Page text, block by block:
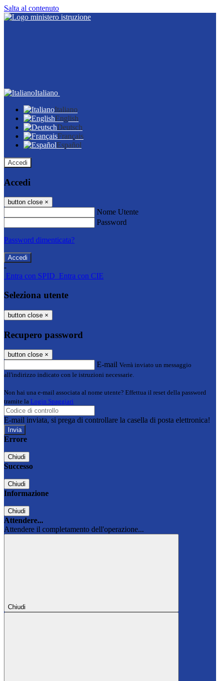
Salta al contenuto
Italiano
Italiano
English
Deutsch
Français
Español
Accedi
Accedi
button close ×
Nome Utente
Password
Password dimenticata?
-
Entra con SPID Entra con CIE
Seleziona utente
button close ×
Recupero password
button close ×
E-mail Verrà inviato un messaggio
all'indirizzo indicato con le istruzioni necessarie.
Non hai una e-mail associata al nome utente? Effettua il reset della password
tramite la Login Spaggiari
E-mail inviata, si prega di controllare la casella di posta elettronica!
Errore
Chiudi
Successo
Chiudi
Informazione
Chiudi
Attendere...
Attendere il completamento dell'operazione...
Chiudi